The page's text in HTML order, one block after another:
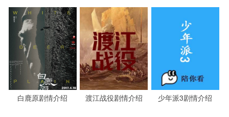
白鹿原剧情介绍 渡江战役剧情介绍 少年派3剧情介绍